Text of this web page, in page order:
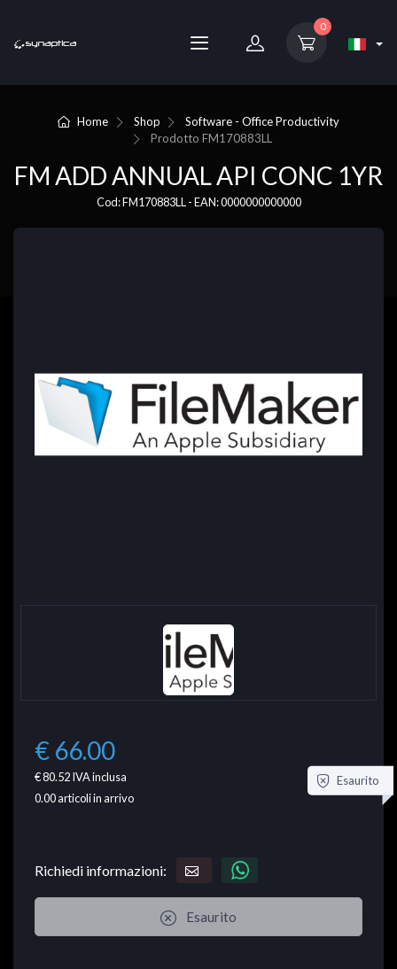
0
Home Shop
Software - Office Productivity
Prodotto FM170883LL
FM ADD ANNUAL API CONC 1YR
Cod: FM170883LL - EAN: 0000000000000
€ 66.00
€ 80.52IVA inclusa
0.00articoli in arrivo
Esaurito
Richiedi informazioni:
Esaurito